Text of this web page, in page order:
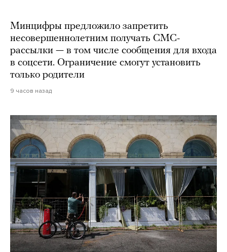
Минцифры предложило запретить
несовершеннолетним получать СМС-
рассылки — в том числе сообщения для входа
в соцсети. Ограничение смогут установить
только родители
9 часов назад